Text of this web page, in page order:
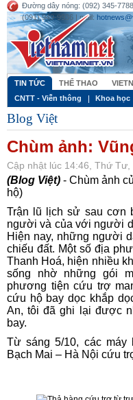
Đường dây nóng: (092) 345-
(091) 949-9936 | mail:
TIN TỨC THỂ THAO
CNTT - Viễn thông
Khoa học
Blog Việt
Chùm ảnh:
Cập nhật lúc 14:46, Thứ
(Blog Việt) - Chùm ảnh
hộ)
Trận lũ lịch sử sau cơn
người và của với người
Hiện nay, những người
chiếu đất. Một số địa
Thanh Hoá, hiện nhiều
sống nhờ những gói
phương tiện cứu trợ
cứu hộ bay dọc khắp
An, tôi đã ghi lại được
bay.
Từ sáng 5/10, các máy
Bạch Mai – Hà Nội cứu